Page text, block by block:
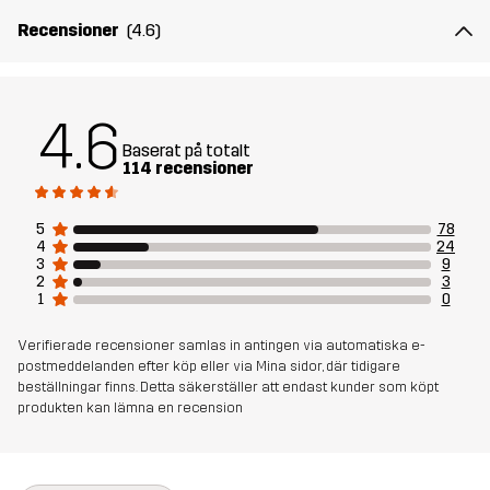
Material 2 94% Polyamid, 6% Elastan
Hållbarhet Bluesign® approved
Skapad för
Artikelnummer 14403_2189
Recensioner (4.6)
4.6 Baserat på totalt
114 recensioner
5
78
4
24
3
9
2
3
1
0
Verifierade recensioner samlas in antingen via automatiska e-
postmeddelanden efter köp eller via Mina sidor, där tidigare
beställningar finns. Detta säkerställer att endast kunder som köpt
produkten kan lämna en recension